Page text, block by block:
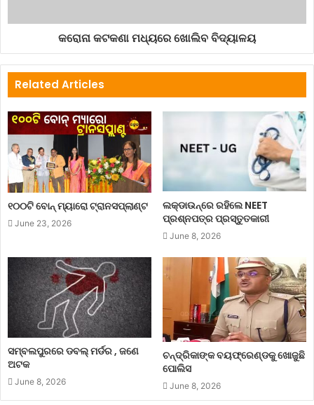
କରୋନା କଟକଣା ମଧ୍ୟରେ ଖୋଲିବ ବିଦ୍ୟାଳୟ
Related Articles
୧୦୦ଟି ବୋନ୍ ମ୍ୟାରୋ ଟ୍ରାନସପ୍ଲାଣ୍ଟ
June 23, 2026
ଲକ୍‌ଡାଉନ୍‌ରେ ରହିଲେ NEET
ପ୍ରଶ୍ନପତ୍ର ପ୍ରସ୍ତୁତକାରୀ
June 8, 2026
ସମ୍ବଲପୁରରେ ଡବଲ୍ ମର୍ଡର , ଜଣେ
ଅଟକ
June 8, 2026
ଚନ୍ଦ୍ରିକାଙ୍କ ବୟଫ୍ରେଣ୍ଡକୁ ଖୋଜୁଛି
ପୋଲିସ
June 8, 2026